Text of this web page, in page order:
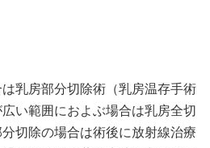
乳房部分切除術（乳房温存手術
い範囲におよぶ場合は乳房全切
切除の場合は術後に放射線治療